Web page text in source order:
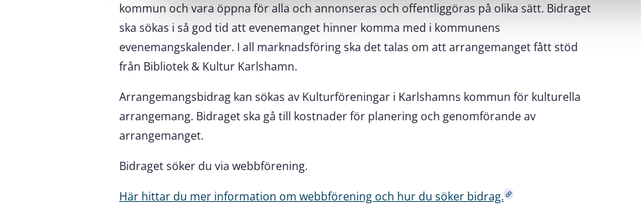
a
l
kommun och vara öppna för alla och annonseras och offentliggöras på olika sätt. Bidraget
ska sökas i så god tid att evenemanget hinner komma med i kommunens
evenemangskalender. I all marknadsföring ska det talas om att arrangemanget fått stöd
från Bibliotek & Kultur Karlshamn.
Arrangemangsbidrag kan sökas av Kulturföreningar i Karlshamns kommun för kulturella
arrangemang. Bidraget ska gå till kostnader för planering och genomförande av
arrangemanget.
Bidraget söker du via webbförening.
Här hittar du mer information om webbförening och hur du söker bidrag.